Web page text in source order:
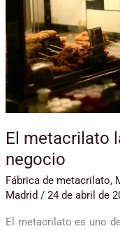
El metacrilato
negocio
Fábrica de metacrilato,
Madrid / 24 de abril de
El metacrilato es uno
tu
negocio